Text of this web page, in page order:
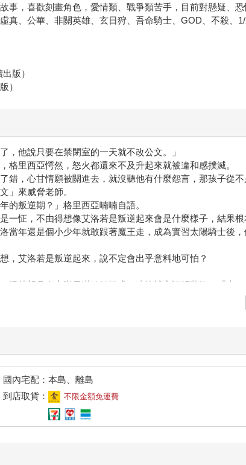
事，喜歡刻畫角色，愛情類、戰爭類苦手，目前對懸疑、恐
真、公華、非關英雄、玄日狩、吾命騎士、GOD、不殺、
版）
）
，他說只要在禁閉室的一天就不改公文。」
格里西亞愕然，怒火都還來不及升起來就被違和感撲滅。
錯，心甘情願被關進去，就沒聽他有什麼怨言，那孩子從
」來威脅老師。
的叛逆期？」格里西亞喃喃自語。
一怔，不由得想像艾洛若是叛逆起來會是什麼樣子，結果
當年還是個小少年就敢跟著魔王走，成為實習太陽騎士後
，艾洛若是叛逆起來，說不定會出乎意料地可怕？
眼就望見自家隊長滿臉的疑惑，連忙補充說明狀況：「十二
，再問：「白雪公主也被關進去了嗎？我怎麼不知道白雲有
騎士長聊聊為何要關路加，只要路加在禁閉室一天，所有
該不會是之前「出差」的後遺症還在吧？那明明是他的
「明早我再去找他問問。」
過去？」亞戴爾有些不解，反正魔獄騎士長不需睡覺，晚上
問他。」
地想著自己或許該先去問問路加？羅蘭的嘴實在太硬了，若
「看」見外頭的傢伙——應該說，傢伙們。
國內宅配：本島、離島
到店取貨：
不限金額免運費